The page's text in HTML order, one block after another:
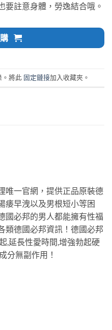
要註意身體，勞逸結合哦。
。將此 固定鏈接加入收藏夾。
唯一官網，提供正品原裝德
痿早洩以及男根短小等困
國必邦的男人都能擁有性福
類德國必邦資訊！德國必邦
,延長性愛時間,增強勃起硬
分無副作用！